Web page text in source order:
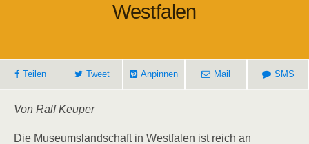
Westfalen
Teilen Tweet Anpinnen Mail SMS
Von Ralf Keuper
Die Museumslandschaft in Westfalen ist reich an